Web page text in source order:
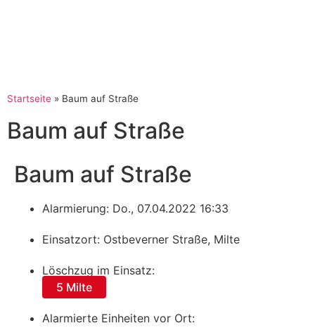
Startseite » Baum auf Straße
Baum auf Straße
Baum auf Straße
Alarmierung: Do., 07.04.2022 16:33
Einsatzort: Ostbeverner Straße, Milte
Löschzug im Einsatz:
5 Milte
Alarmierte Einheiten vor Ort: